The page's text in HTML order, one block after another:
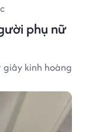
phụ nữ
kinh hoàng